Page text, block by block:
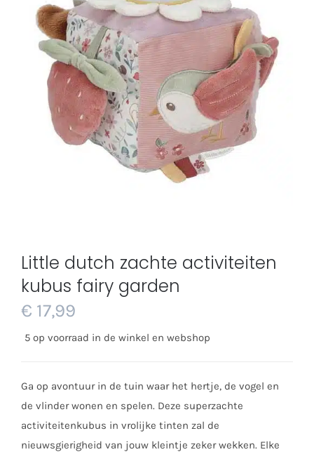
Little dutch zachte activiteiten
kubus fairy garden
€ 17,99
5 op voorraad in de winkel en webshop
Ga op avontuur in de tuin waar het hertje, de vogel en
de vlinder wonen en spelen. Deze superzachte
activiteitenkubus in vrolijke tinten zal de
nieuwsgierigheid van jouw kleintje zeker wekken. Elke